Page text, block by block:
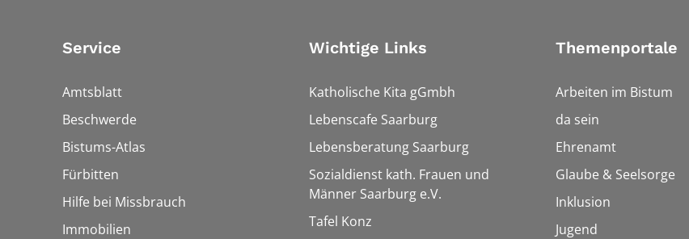
Service
Amtsblatt
Beschwerde
Bistums-Atlas
Fürbitten
Hilfe bei Missbrauch
Immobilien
Wichtige Links
Katholische Kita gGmbh
Lebenscafe Saarburg
Lebensberatung Saarburg
Sozialdienst kath. Frauen und
Männer Saarburg e.V.
Tafel Konz
Themenportale
Arbeiten im Bistum
da sein
Ehrenamt
Glaube & Seelsorge
Inklusion
Jugend